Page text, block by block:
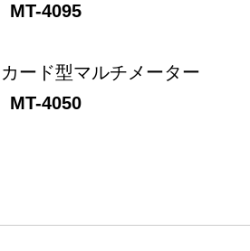
MT-4095
カード型マルチメーター
MT-4050